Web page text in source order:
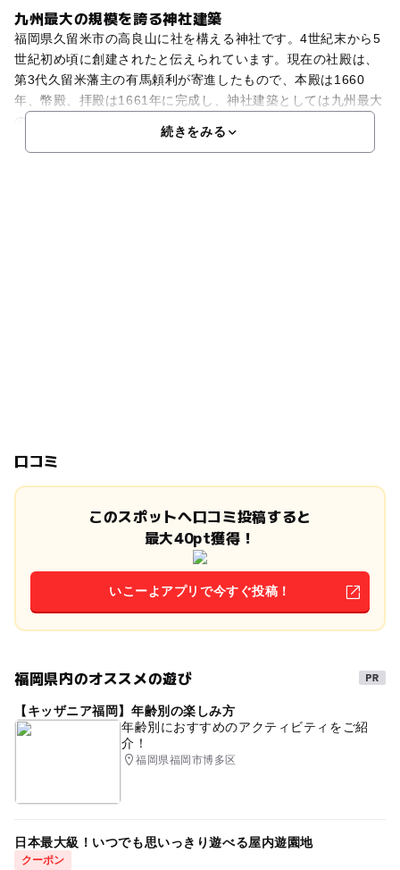
九州最大の規模を誇る神社建築
福岡県久留米市の高良山に社を構える神社です。4世紀末から5
世紀初め頃に創建されたと伝えられています。現在の社殿は、
第3代久留米藩主の有馬頼利が寄進したもので、本殿は1660
年、幣殿、拝殿は1661年に完成し、神社建築としては九州最大
の規模を誇っています。元日の年頭祈願祭や、成人の
続きをみる
口コミ
このスポットへ口コミ投稿すると
最大40pt獲得！
いこーよアプリで今すぐ投稿！
福岡県内のオススメの遊び
【キッザニア福岡】年齢別の楽しみ方
年齢別におすすめのアクティビティをご紹
介！
福岡県福岡市博多区
日本最大級！いつでも思いっきり遊べる屋内遊園地
クーポン